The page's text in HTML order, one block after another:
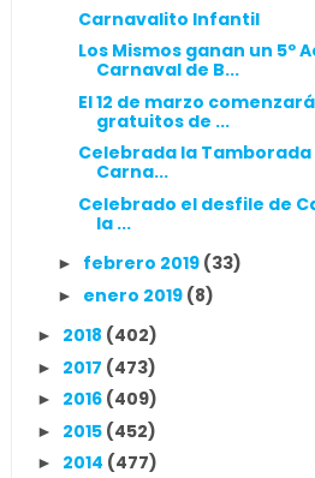
Carnavalito Infantil
Los Mismos ganan un 5º
Carnaval de B...
El 12 de marzo
gratuitos de ...
Celebrada la
Carna...
Celebrado el desfile de
la ...
► febrero 2019 (33)
► enero 2019 (8)
► 2018 (402)
► 2017 (473)
► 2016 (409)
► 2015 (452)
► 2014 (477)